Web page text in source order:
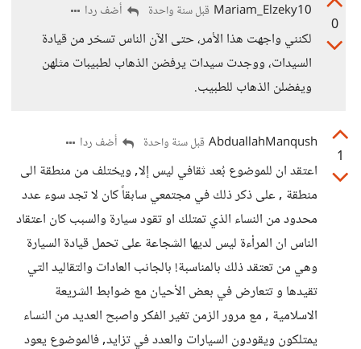
0
Mariam_Elzeky10 قبل سنة واحدة أضف ردا
لكنني واجهت هذا الأمر، حتى الآن الناس تسخر من قيادة
السيدات، ووجدت سيدات يرفضن الذهاب لطبيبات مثلهن
ويفضلن الذهاب للطبيب.
1
AbduallahManqush قبل سنة واحدة أضف ردا
اعتقد ان للموضوع بُعد ثقافي ليس إلا, ويختلف من منطقة الى
منطقة , على ذكر ذلك في مجتمعي سابقاً كان لا تجد سوء عدد
محدود من النساء الذي تمتلك او تقود سيارة والسبب كان اعتقاد
الناس ان المرأءة ليس لديها الشجاعة على تحمل قيادة السيارة
وهي من تعتقد ذلك بالمناسبة! بالجانب العادات والتقاليد التي
تقيدها و تتعارض في بعض الأحيان مع ضوابط الشريعة
الاسلامية , مع مرور الزمن تغير الفكر واصبح العديد من النساء
يمتلكون ويقودون السيارات والعدد في تزايد, فالموضوع يعود